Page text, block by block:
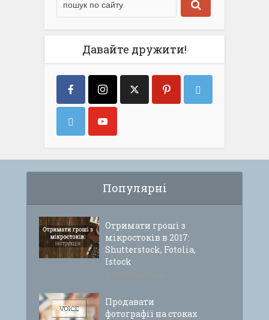
Давайте дружити!
Популярні
Отримати гроші з
мікростоків в 2017:
Shutterstock, Fotolia,
Istock
Продавати
фотографії на стоках